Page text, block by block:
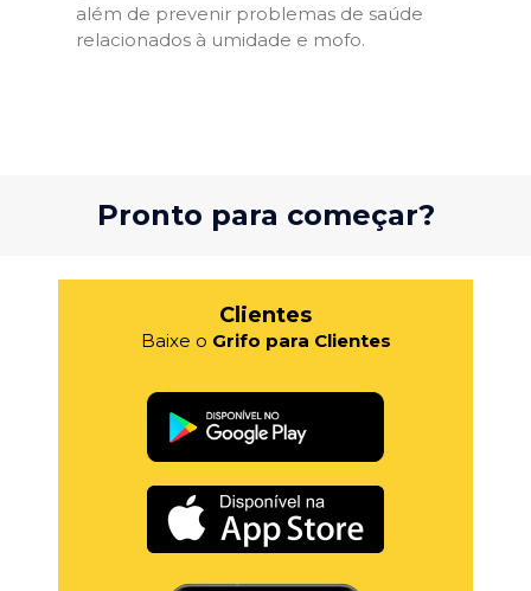
além de prevenir problemas de saúde
relacionados à umidade e mofo.
Pronto para começar?
Clientes
Baixe o Grifo para Clientes